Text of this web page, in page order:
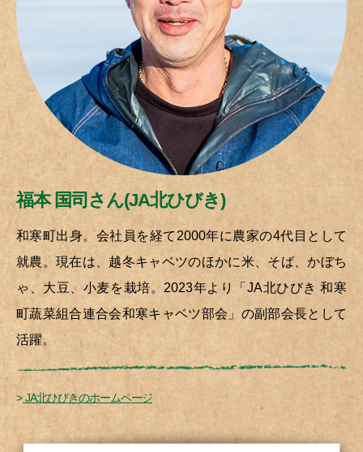
福本 国司さん(JA北ひびき)
和寒町出身。会社員を経て2000年に農家の4代目として
就農。現在は、越冬キャベツのほかに米、そば、かぼち
ゃ、大豆、小麦を栽培。2023年より「JA北ひびき 和寒
町蔬菜組合連合会和寒キャベツ部会」の副部会長として
活躍。
>JA北ひびきのホームページ